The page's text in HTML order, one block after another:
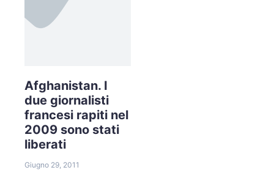
Afghanistan. I
due giornalisti
francesi rapiti nel
2009 sono stati
liberati
Giugno 29, 2011